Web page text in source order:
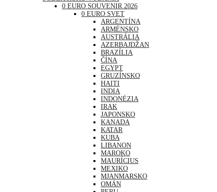
0 EURO SOUVENIR 2026
0 EURO SVET
ARGENTÍNA
ARMÉNSKO
AUSTRÁLIA
AZERBAJDŽAN
BRAZÍLIA
ČÍNA
EGYPT
GRUZÍNSKO
HAITI
INDIA
INDONÉZIA
IRAK
JAPONSKO
KANADA
KATAR
KUBA
LIBANON
MAROKO
MAURÍCIUS
MEXIKO
MJANMARSKO
OMÁN